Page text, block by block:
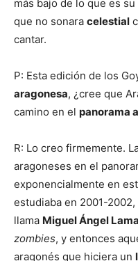
más bajo de lo que es
que no sonara celestial
cantar.
P: Esta edición de los
aragonesa, ¿cree que
camino en el panorama
R: Lo creo firmemente.
aragoneses en el
exponencialmente en
estudiaba en 2001-2002,
llama Miguel Ángel
zombies, y entonces
aragonés que hiciera un